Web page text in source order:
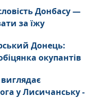
Донбасу —
за їжу
Донець:
окупантів
у Лисичанську -